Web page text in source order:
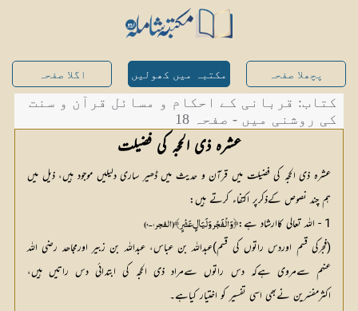
پچھلا صفحہ مکتبہ میں کھولیں اگلا صفحہ
کتاب: قربانی کے احکام و مسائل قرآن و سنت
کی روشنی میں - صفحہ 18
عشرہ ذی الحجہ کی فضیلت
عشرہ ذی الحجہ کی فضیلت میں قرآن و حدیث میں ڈھیر ساری دلیلیں موجود ہیں، ذیل میں
ہم چند نصوص کےذکرپر اکتفاء کرتے ہیں:
1 - اللہ تعالی کاارشاد ہے:
﴿ وَالْفَجْر وَلَيَالٍ عَشْرٍ﴾ (الفجر1 – 2)
(فجرکی قسم اوردس راتوں کی قسم)عبداللہ بن عباس، عبداللہ بن زبیر اورمجاھد رضي اللہ
عنهم سےمروی ہےکہ دس راتوں سےمراد ذی الحجہ کی ابتدائی دس راتیں ہیں،
اکثرمفسّرین نےبھی اسی تفسیر کو اختیار کیاہے۔